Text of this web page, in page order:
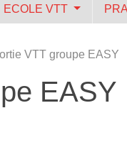
ECOLE VTT
VTT groupe EASY
EASY